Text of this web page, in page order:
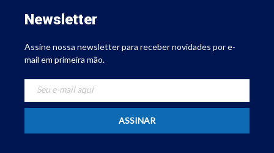
Newsletter
Assine nossa newsletter para receber novidades por e-
mail em primeira mão.